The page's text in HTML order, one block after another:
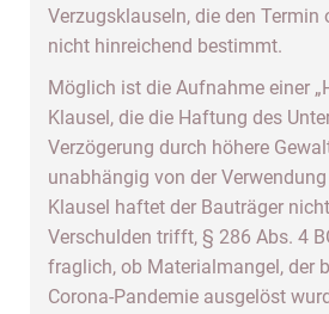
Verzugsklauseln, die den
nicht hinreichend bestimmt.
Möglich ist die Aufnahme einer
Klausel, die die Haftung des
Verzögerung durch höhere
unabhängig von der
Klausel haftet der Bauträger
Verschulden trifft, § 286 Abs. 4
fraglich, ob Materialmangel, der
Corona-Pandemie ausgelöst